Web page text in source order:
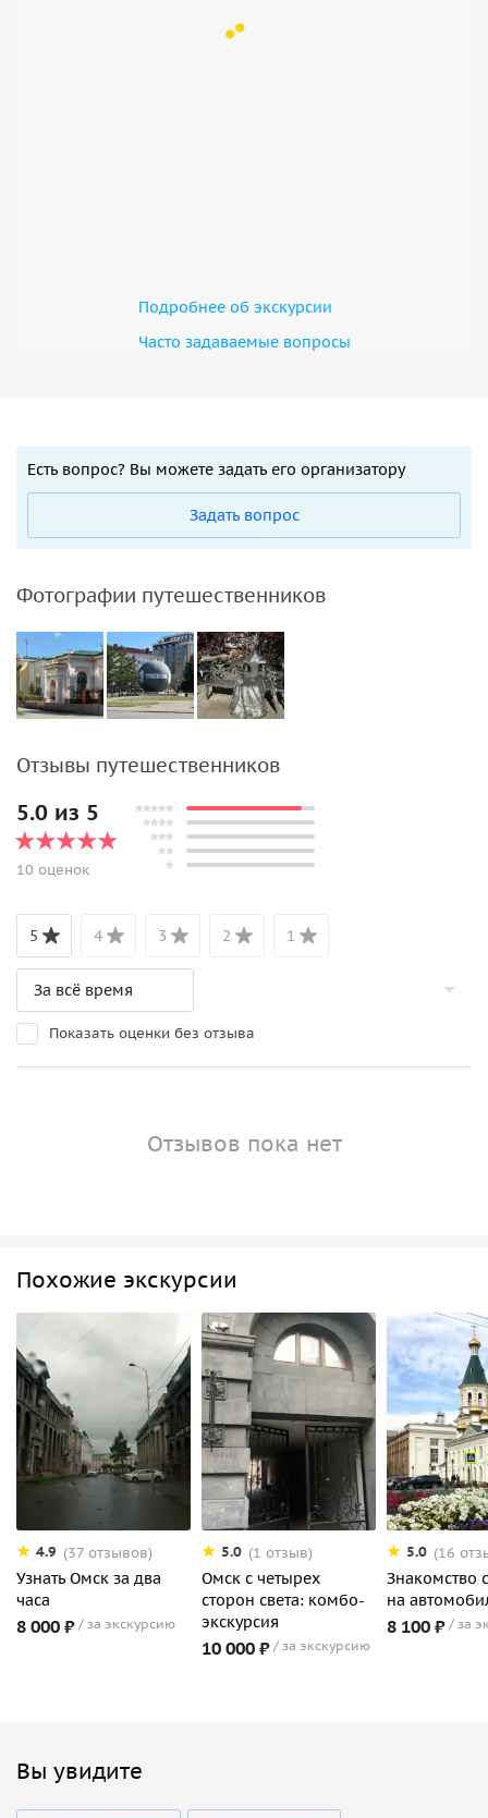
Подробнее об экскурсии
Часто задаваемые вопросы
Есть вопрос? Вы можете задать его организатору
Задать вопрос
Фотографии путешественников
Отзывы путешественников
5.0 из 5
10 оценок
5 4 3 2 1
Показать оценки без отзыва
Отзывов пока нет
Похожие экскурсии
4.9 (37 отзывов)
Узнать Омск за два
часа
8 000 ₽ за экскурсию
5.0 (1 отзыв)
Омск с четырех
сторон света: комбо-
экскурсия
10 000 ₽ за экскурсию
5.0 (16
Знакомство
на
8 100 ₽ за
Вы увидите